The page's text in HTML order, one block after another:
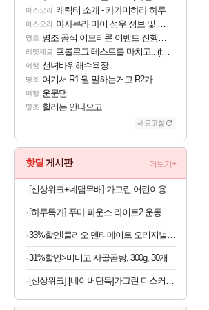
아스오라 캐릭터 소개 - 카가미하라 하루
아스오라 아사쿠라 마이 성우 정보 및 주요 필모
명조 명조 공식 이모티콘 이벤트 진행해봤습니다! 참여부터 추첨까지????
리밋제로 프롤로그 테스트를 마치고.. (feat. 리아)
여행 선녀바위해수욕장
명조 여기서 R1 뭘 말하는거고 R2가 뭘말하는걸까요?
여행 운문댐
명조 힐러는 안나오고
새로고침
핫딜 게시판 더보기+
[신상위크+네맴무배] 가그린 어린이용 380ml 사과 4개 구강청결제 어린이 가글 무알콜
[하루특가] 푸마 파운스 라이트2 운동화 313496
33%할인!클리오 덴티메이트 오리지널 초극세모, 10개입, 3개
31%할인>비비고 사골곰탕, 300g, 30개
[신상위크] [네이버단독]가그린 디스커버리세트 100ml 5종 + 1종 추가 증정 구강청결제 휴대용가글